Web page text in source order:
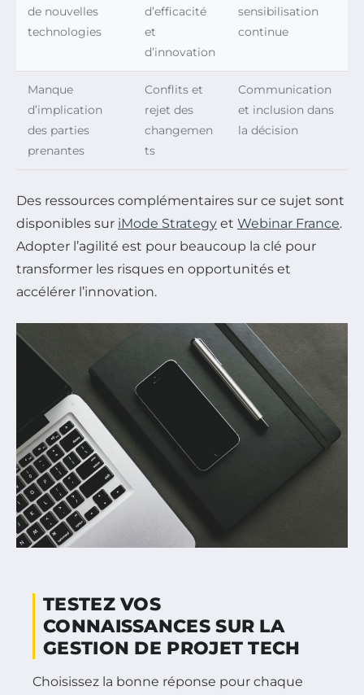
de nouvelles
technologies
d’efficacité
et
d’innovation
sensibilisation
continue
Manque
d’implication
des parties
prenantes
Conflits et
rejet des
changemen
ts
Communication
et inclusion dans
la décision
Des ressources complémentaires sur ce sujet sont
disponibles sur iMode Strategy et Webinar France.
Adopter l’agilité est pour beaucoup la clé pour
transformer les risques en opportunités et
accélérer l’innovation.
TESTEZ VOS
CONNAISSANCES SUR LA
GESTION DE PROJET TECH
Choisissez la bonne réponse pour chaque